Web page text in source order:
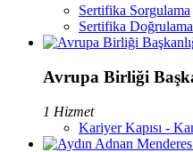
Sertifika Sorgulama
Sertifika Doğrulama
Avrupa Birliği
1 Hizmet
Kariyer Kapısı -